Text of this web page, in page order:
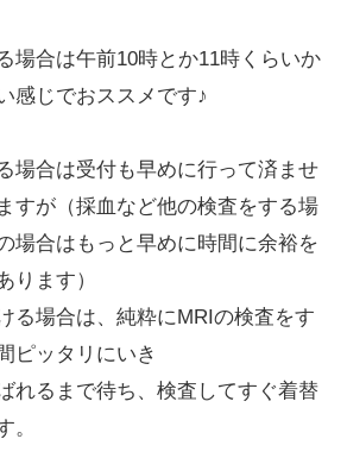
場合は午前10時とか11時くらいか
感じでおススメです♪
場合は受付も早めに行って済ませ
すが（採血など他の検査をする場
場合はもっと早めに時間に余裕を
ります）
る場合は、純粋にMRIの検査をす
ピッタリにいき
れるまで待ち、検査してすぐ着替
。